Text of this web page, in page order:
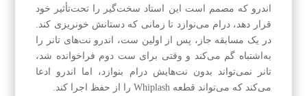
اندرو که مصمم است این استاد سخت‌گیر را تحت‌تأثیر خود
قرار دهد، درام می‌نوازد تا زمانی که دستانش خونریزی کند.
در یک مسابقه جاز، پس از اولین ست، اندرو نت‌های تانر را
به‌اشتباه گم می‌کند و وقتی برای ست دوم فراخوانده شد،
تانر نمی‌تواند بدون نت‌هایش درام بنوازد، اما اندرو ادعا
می‌کند که می‌تواند قطعه Whiplash را از حفظ اجرا کند.